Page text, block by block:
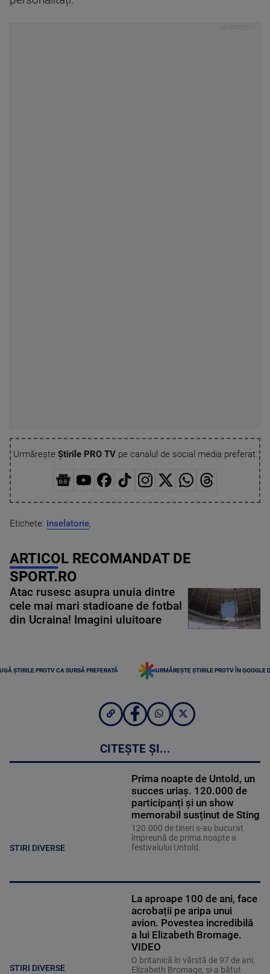
Urmărește Știrile PRO TVpe canalul de social media preferat:
Etichete: inselatorie,
ARTICOL RECOMANDAT DE
SPORT.RO
Atac rusesc asupra unuia dintre
cele mai mari stadioane de fotbal
din Ucraina! Imagini uluitoare
ȘTIRILE PROTV CA SURSĂ PREFERATĂ URMĂREȘTE ȘTIRILE PROTV ÎN GOOGLE
CITEȘTE ȘI...
STIRI DIVERSE
Prima noapte de Untold, un
succes uriaș. 120.000 de
participanți și un show
memorabil susținut de Sting
120.000 de tineri s-au bucurat
împreună de prima noapte a
festivalului Untold.
STIRI DIVERSE
La aproape 100 de ani, face
acrobații pe aripa unui
avion. Povestea incredibilă
a lui Elizabeth Bromage.
VIDEO
O britanică în vârstă de 97 de ani,
Elizabeth Bromage, şi-a bătut